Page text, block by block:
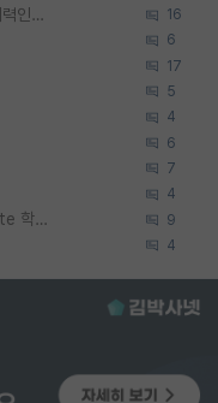
박사진학하기에 2억은 괜찮은 (?) 정도의 경제력인가요 16
6
17
5
4
6
7
4
우리나라도 학구 열풍보면 Higher Doctorate 학위가 필요하다고 봅니다. 9
4